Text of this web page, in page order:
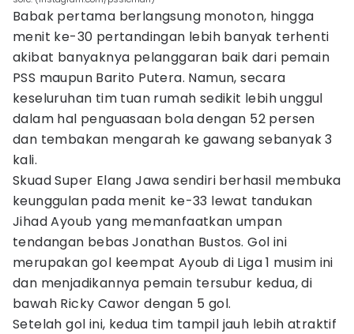
Babak pertama berlangsung monoton, hingga
menit ke-30 pertandingan lebih banyak terhenti
akibat banyaknya pelanggaran baik dari pemain
PSS maupun Barito Putera. Namun, secara
keseluruhan tim tuan rumah sedikit lebih unggul
dalam hal penguasaan bola dengan 52 persen
dan tembakan mengarah ke gawang sebanyak 3
kali.
Skuad Super Elang Jawa sendiri berhasil membuka
keunggulan pada menit ke-33 lewat tandukan
Jihad Ayoub yang memanfaatkan umpan
tendangan bebas Jonathan Bustos. Gol ini
merupakan gol keempat Ayoub di Liga 1 musim ini
dan menjadikannya pemain tersubur kedua, di
bawah Ricky Cawor dengan 5 gol.
Setelah gol ini, kedua tim tampil jauh lebih atraktif